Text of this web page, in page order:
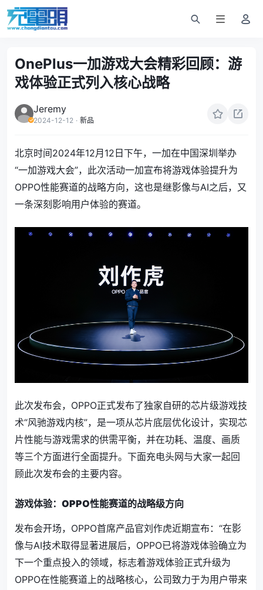
OnePlus一加游戏大会精彩回顾：游
戏体验正式列入核心战略
Jeremy
2024-12-12 · 新品
北京时间2024年12月12日下午，一加在中国深圳举办
“一加游戏大会”，此次活动一加宣布将游戏体验提升为
OPPO性能赛道的战略方向，这也是继影像与AI之后，又
一条深刻影响用户体验的赛道。
此次发布会，OPPO正式发布了独家自研的芯片级游戏技
术“风驰游戏内核”，是一项从芯片底层优化设计，实现芯
片性能与游戏需求的供需平衡，并在功耗、温度、画质
等三个方面进行全面提升。下面充电头网与大家一起回
顾此次发布会的主要内容。
游戏体验：OPPO性能赛道的战略级方向
发布会开场， OPPO首席产品官刘作虎近期宣布：“在影
像与AI技术取得显著进展后，OPPO已将游戏体验确立为
下一个重点投入的领域，标志着游戏体验正式升级为
OPPO在性能赛道上的战略核心，公司致力于为用户带来